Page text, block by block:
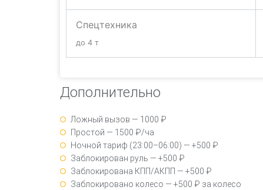
Спецтехника
до 4 т
Дополнительно
Ложный вызов — 1000 ₽
Простой — 1500 ₽/ча
Ночной тариф (23:00–06:00) — +500 ₽
Заблокирован руль — +500 ₽
Заблокирована КПП/АКПП — +500 ₽
Заблокировано колесо — +500 ₽ за колесо